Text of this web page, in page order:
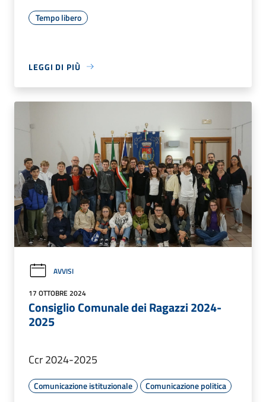
Tempo libero
LEGGI DI PIÙ
AVVISI
17 OTTOBRE 2024
Consiglio Comunale dei Ragazzi 2024-
2025
Ccr 2024-2025
Comunicazione istituzionale Comunicazione politica